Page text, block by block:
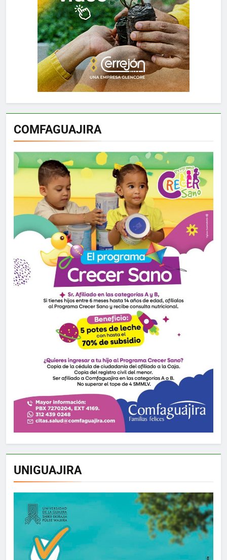
COMFAGUAJIRA
UNIGUAJIRA